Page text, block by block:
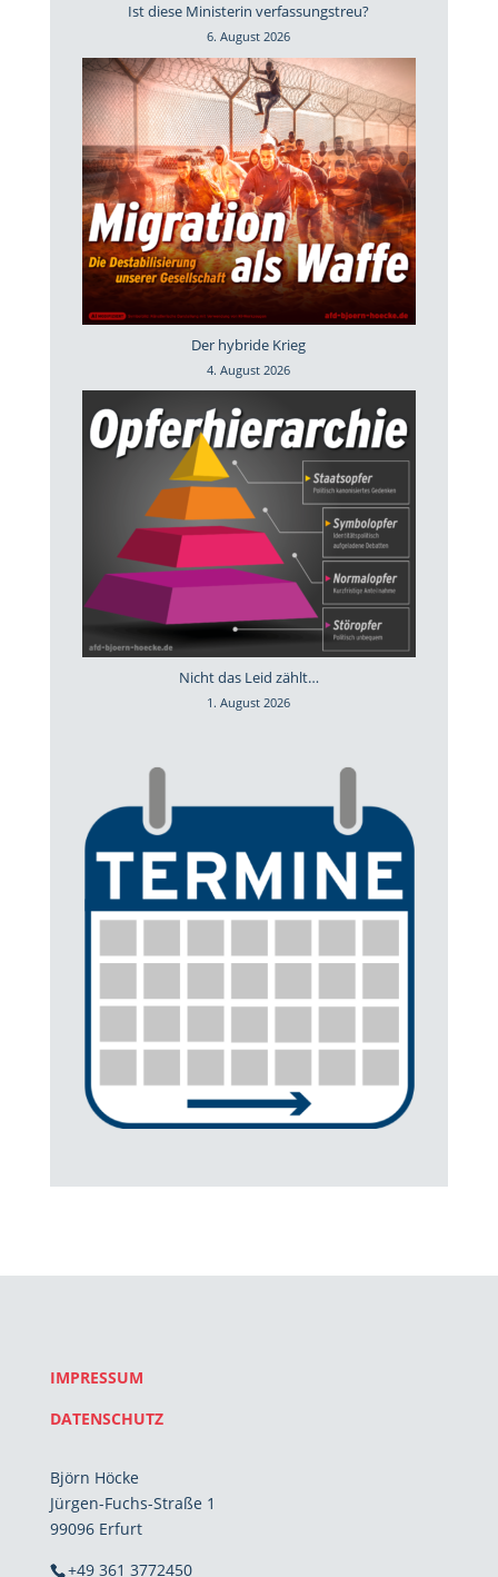
Ist diese Ministerin verfassungstreu?
6. August 2026
Der hybride Krieg
4. August 2026
Nicht das Leid zählt…
1. August 2026
IMPRESSUM
DATENSCHUTZ
Björn Höcke
Jürgen-Fuchs-Straße 1
99096 Erfurt
+49 361 3772450